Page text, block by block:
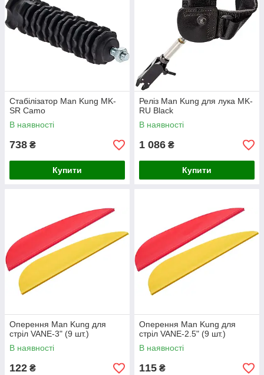
Стабілізатор Man Kung MK-
SR Camo
В наявності
738 ₴
Купити
Реліз Man Kung для лука MK-
RU Black
В наявності
1 086 ₴
Купити
Оперення Man Kung для
стріл VANE-3" (9 шт.)
В наявності
122 ₴
Оперення Man Kung для
стріл VANE-2.5" (9 шт.)
В наявності
115 ₴